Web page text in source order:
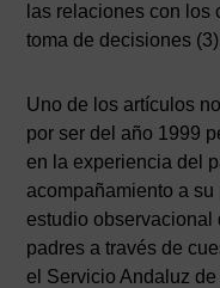
las relaciones con
toma de decisiones
Uno de los artículos
por ser del año 1999
en la experiencia del
acompañamiento a su
estudio observacional
padres a través de
el Servicio Andaluz